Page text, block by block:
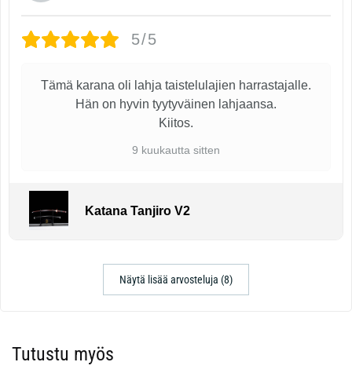
5/5
Tämä karana oli lahja taistelulajien harrastajalle.
Hän on hyvin tyytyväinen lahjaansa.
Kiitos.
9 kuukautta sitten
Katana Tanjiro V2
Näytä lisää arvosteluja (8)
Tutustu myös